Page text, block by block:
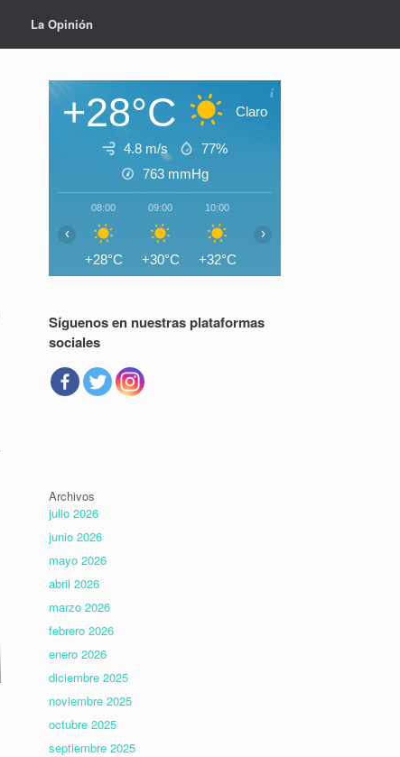
La Opinión
+28°C Claro
4.8 m/s
77%
763 mmHg
08:00
+28°C
09:00
+30°C
10:00
+32°C
‹ ›
Síguenos en nuestras plataformas
sociales
Archivos
julio 2026
junio 2026
mayo 2026
abril 2026
marzo 2026
febrero 2026
enero 2026
diciembre 2025
noviembre 2025
octubre 2025
septiembre 2025